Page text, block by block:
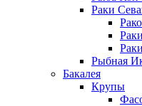
Раки
Рыбная
Бакалея
Крупы